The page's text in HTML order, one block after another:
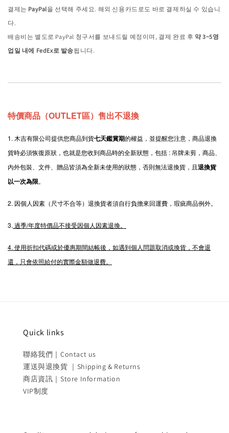
결제는 PayPal을 선택해 주세요. 해외 신용카드로도 바로 결제하실 수 있습니
다.
배송비는 별도로 PayPal 청구서를 보내드릴 예정이며, 결제 완료 후 약 3~5영
업일 내에 FedEx로 발송됩니다.
特價商品（OUTLET區）售出不退換
1. 木吉有限公司提供您商品到貨七天鑑賞期的權益，並提醒您注意，商品退換
貨時必須恢復原狀，也就是您收到商品時的全新狀態，包括 : 吊牌未剪，商品、
內外包裝、文件、贈品皆須為全新未使用的狀態，否則無法退換貨，且退換貨
以一次為限。
2. 因個人因素（尺寸不合等）退換貨者須自行負擔來回運費，瑕疵商品例外。
3. 過季/年度特價品不接受因個人因素退換。
4. 使用折扣代碼或於優惠期間結帳後，如遇到個人問題取消或換貨，不會退
還，只會依照給付的實際金額做退費。
Quick links
聯絡我們｜Contact us
運送與退換貨 ｜Shipping & Returns
商店資訊｜Store Information
VIP制度